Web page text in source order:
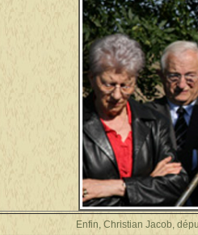
Enfin, Christian Jacob, député